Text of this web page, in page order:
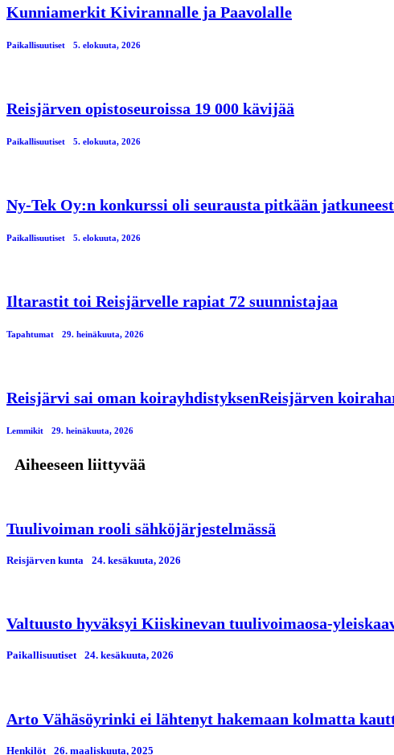
Kunniamerkit Kivirannalle ja Paavolalle
Paikallisuutiset 5. elokuuta, 2026
Reisjärven opistoseuroissa 19 000 kävijää
Paikallisuutiset 5. elokuuta, 2026
Ny-Tek Oy:n konkurssi oli seurausta pitkään
Paikallisuutiset 5. elokuuta, 2026
Iltarastit toi Reisjärvelle rapiat 72 suunnistajaa
Tapahtumat 29. heinäkuuta, 2026
Reisjärvi sai oman koirayhdistyksenReisjärven
Lemmikit 29. heinäkuuta, 2026
Aiheeseen liittyvää
Tuulivoiman rooli sähköjärjestelmässä
Reisjärven kunta 24. kesäkuuta, 2026
Valtuusto hyväksyi Kiiskinevan tuulivoimaosa-
Paikallisuutiset 24. kesäkuuta, 2026
Arto Vähäsöyrinki ei lähtenyt hakemaan kolmatta
Henkilöt 26. maaliskuuta, 2025